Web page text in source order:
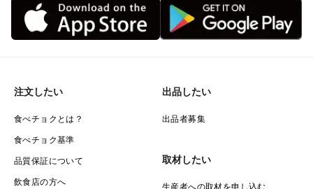
注文したい
食べチョクとは？
食べチョク基準
品質保証について
飲食店の方へ
出品したい
出品者募集
取材したい
生産者への取材を申し込む